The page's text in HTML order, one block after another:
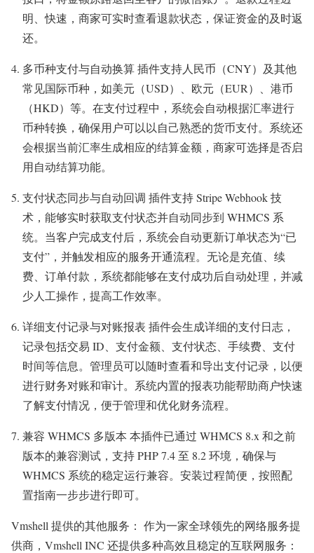
明、快速，商家可实时查看退款状态，保证资金的及时返
还。
多币种支付与自动换算 插件支持人民币（CNY）及其他
常见国际币种，如美元（USD）、欧元（EUR）、港币
（HKD）等。在支付过程中，系统会自动根据汇率进行
币种转换，确保用户可以以自己熟悉的货币支付。系统还
会根据当前汇率生成相应的结算金额，商家可选择是否启
用自动结算功能。
支付状态同步与自动回调 插件支持 Stripe Webhook 技
术，能够实时获取支付状态并自动同步到 WHMCS 系
统。当客户完成支付后，系统会自动更新订单状态为“已
支付”，并触发相应的服务开通流程。无论是充值、续
费、订单付款，系统都能够在支付成功后自动处理，并减
少人工操作，提高工作效率。
详细支付记录与对账报表 插件会生成详细的支付日志，
记录包括交易 ID、支付金额、支付状态、手续费、支付
时间等信息。管理员可以随时查看和导出支付记录，以便
进行财务对账和审计。系统内置的报表功能帮助商户快速
了解支付情况，便于管理和优化财务流程。
兼容 WHMCS 多版本 本插件已通过 WHMCS 8.x 和之前
版本的兼容测试，支持 PHP 7.4 至 8.2 环境，确保与
WHMCS 系统的稳定运行兼容。安装过程简便，按照配
置指南一步步进行即可。
Vmshell 提供的其他服务： 作为一家全球领先的网络服务提
供商，Vmshell INC 还提供多种高效且稳定的互联网服务：